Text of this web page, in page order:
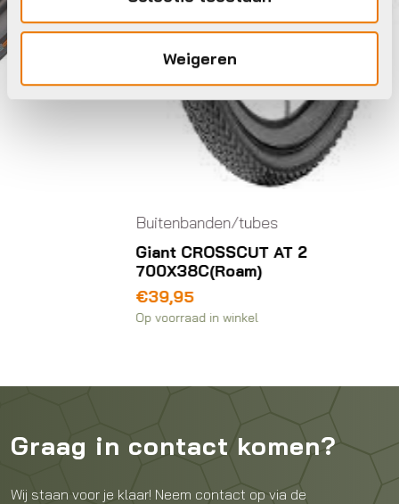
Weigeren
Buitenbanden/tubes
Giant CROSSCUT AT 2
700X38C(Roam)
Op voorraad in winkel
Graag in contact komen?
Wij staan voor je klaar! Neem contact op via de